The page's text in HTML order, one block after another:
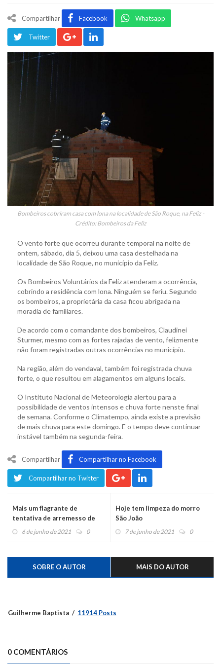
Compartilhar Facebook Whatsapp
Twitter
Bombeiros cobriram casa com lona na localidade de São Roque, na Feliz -
Crédito: Bombeiros da Feliz
O vento forte que ocorreu durante temporal na noite de
ontem, sábado, dia 5, deixou uma casa destelhada na
localidade de São Roque, no município da Feliz.
Os Bombeiros Voluntários da Feliz atenderam a ocorrência,
cobrindo a residência com lona. Ninguém se feriu. Segundo
os bombeiros, a proprietária da casa ficou abrigada na
moradia de familiares.
De acordo com o comandante dos bombeiros, Claudinei
Sturmer, mesmo com as fortes rajadas de vento, felizmente
não foram registradas outras ocorrências no município.
Na região, além do vendaval, também foi registrada chuva
forte, o que resultou em alagamentos em alguns locais.
O Instituto Nacional de Meteorologia alertou para a
possibilidade de ventos intensos e chuva forte nenste final
de semana. Conforme o Climatempo, ainda existe a previsão
de mais chuva para este domingo. E o tempo deve continuar
instável também na segunda-feira.
Compartilhar Compartilhar no Facebook
Compartilhar no Twitter
Mais um flagrante de
tentativa de arremesso de
drogas na Penitenciária
6 de junho de 2021 0
Hoje tem limpeza do morro
São João
7 de junho de 2021 0
SOBRE O AUTOR MAIS DO AUTOR
Guilherme Baptista 11914 Posts
0 COMENTÁRIOS